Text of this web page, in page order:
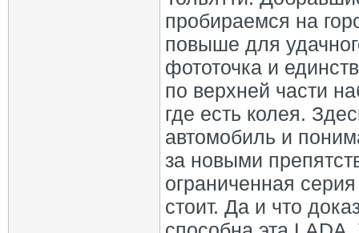
пробираемся на
повыше для
фототочка и
по верхней части
где есть колея.
автомобиль и
за новыми
ограниченная
стоит. Да и что